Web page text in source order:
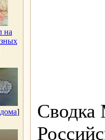
на
]
Сводка